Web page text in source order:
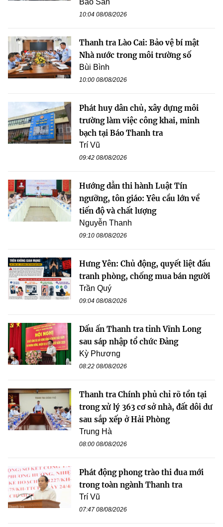
10:04 08/08/2026
Thanh tra Lào Cai: Bảo vệ bí mật
Nhà nước trong môi trường số
Bùi Bình
10:00 08/08/2026
Phát huy dân chủ, xây dựng môi
trường làm việc công khai, minh
bạch tại Báo Thanh tra
Trí Vũ
09:42 08/08/2026
Hướng dẫn thi hành Luật Tín
ngưỡng, tôn giáo: Yêu cầu lớn về
tiến độ và chất lượng
Nguyễn Thanh
09:10 08/08/2026
Hưng Yên: Chủ động, quyết liệt đấu
tranh phòng, chống mua bán người
Trần Quý
09:04 08/08/2026
Dấu ấn Thanh tra tỉnh Vĩnh Long
sau sáp nhập tổ chức Đảng
Kỳ Phương
08:22 08/08/2026
Thanh tra Chính phủ chỉ rõ tồn tại
trong xử lý 363 cơ sở nhà, đất dôi dư
sau sắp xếp ở Hải Phòng
Trung Hà
08:00 08/08/2026
Phát động phong trào thi đua mới
trong toàn ngành Thanh tra
Trí Vũ
07:47 08/08/2026